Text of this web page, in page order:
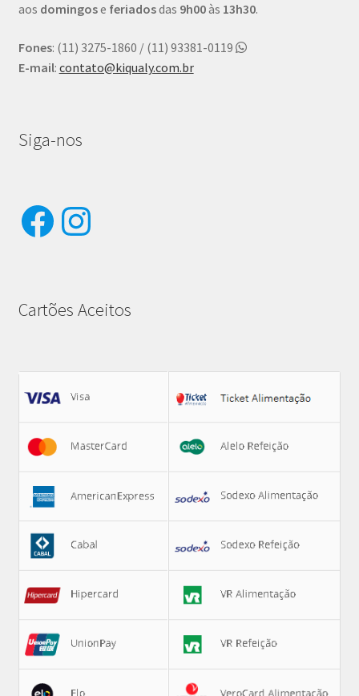
aos domingose feriadosdas 9h00às 13h30.
Fones: (11) 3275-1860 / (11) 93381-0119
E-mail: contato@kiqualy.com.br
Siga-nos
Facebook
Instagram
Cartões Aceitos